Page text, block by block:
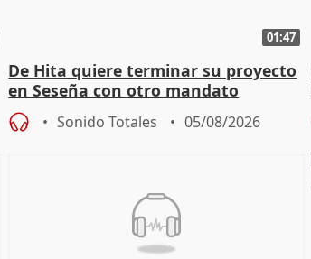
01:47
De Hita quiere terminar su proyecto
en Seseña con otro mandato
Sonido Totales 05/08/2026